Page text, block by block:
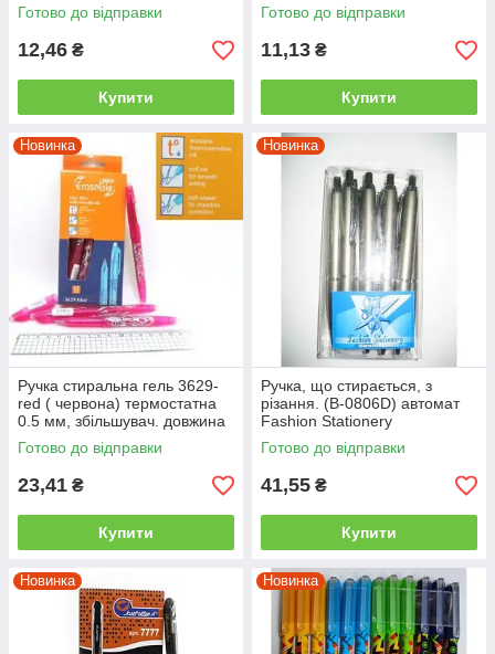
Готово до відправки
12,46 ₴
Купити
Готово до відправки
11,13 ₴
Купити
Новинка
Ручка стиральна гель 3629-
red ( червона) термостатна
0.5 мм, збільшувач. довжина
письма
Готово до відправки
23,41 ₴
Купити
Новинка
Ручка, що стирається, з
різання. (В-0806D) автомат
Fashion Stationery
Готово до відправки
41,55 ₴
Купити
Новинка Новинка